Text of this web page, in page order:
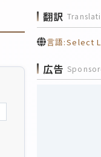
翻訳
言語:Select
広告